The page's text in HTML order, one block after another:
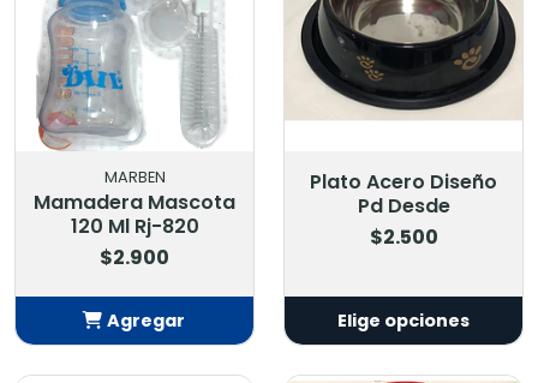
MARBEN
Mamadera Mascota
120 Ml Rj-820
$2.900
Agregar
Añadido
Plato Acero Diseño
Pd Desde
$2.500
Elige opciones